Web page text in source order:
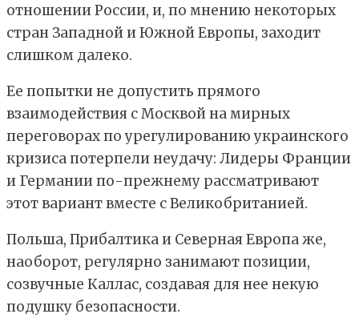
отношении России, и, по мнению некоторых
стран Западной и Южной Европы, заходит
слишком далеко.
Ее попытки не допустить прямого
взаимодействия с Москвой на мирных
переговорах по урегулированию украинского
кризиса потерпели неудачу: Лидеры Франции
и Германии по-прежнему рассматривают
этот вариант вместе с Великобританией.
Польша, Прибалтика и Северная Европа же,
наоборот, регулярно занимают позиции,
созвучные Каллас, создавая для нее некую
подушку безопасности.